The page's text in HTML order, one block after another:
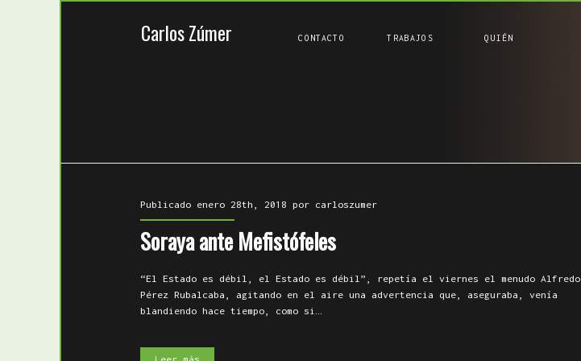
Carlos Zúmer CONTACTO TRABAJOS QUIÉN
Publicado enero 28th, 2018 por carloszumer
Soraya ante Mefistófeles
“El Estado es débil, el Estado es débil”, repetía el viernes el menudo Alfredo
Pérez Rubalcaba, agitando en el aire una advertencia que, aseguraba, venía
blandiendo hace tiempo, como si…
Soraya